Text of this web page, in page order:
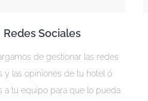
Redes Sociales
de gestionar las redes
y las opiniones de tu hotel ó
a tu equipo para que lo pueda